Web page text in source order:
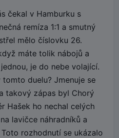
čekal v Hamburku s
remíza 1:1 a smutný
mělo číslovku 26.
máte tolik nábojů a
je do nebe volající.
duelu? Jmenuje se
takový zápas byl Chorý
Hašek ho nechal celých
lavičce náhradníků a
rozhodnutí se ukázalo